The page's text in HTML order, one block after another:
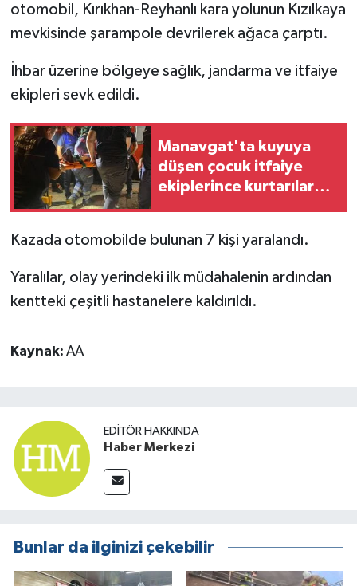
otomobil, Kırıkhan-Reyhanlı kara yolunun Kızılkaya
mevkisinde şarampole devrilerek ağaca çarptı.
İhbar üzerine bölgeye sağlık, jandarma ve itfaiye
ekipleri sevk edildi.
Manavgat'ta kuyuya
düşen çocuk itfaiye
ekiplerince kurtarılarak
Kazada otomobilde bulunan 7 kişi yaralandı.
Yaralılar, olay yerindeki ilk müdahalenin ardından
kentteki çeşitli hastanelere kaldırıldı.
Kaynak: AA
EDITÖR HAKKINDA
Haber Merkezi
Bunlar da ilginizi çekebilir